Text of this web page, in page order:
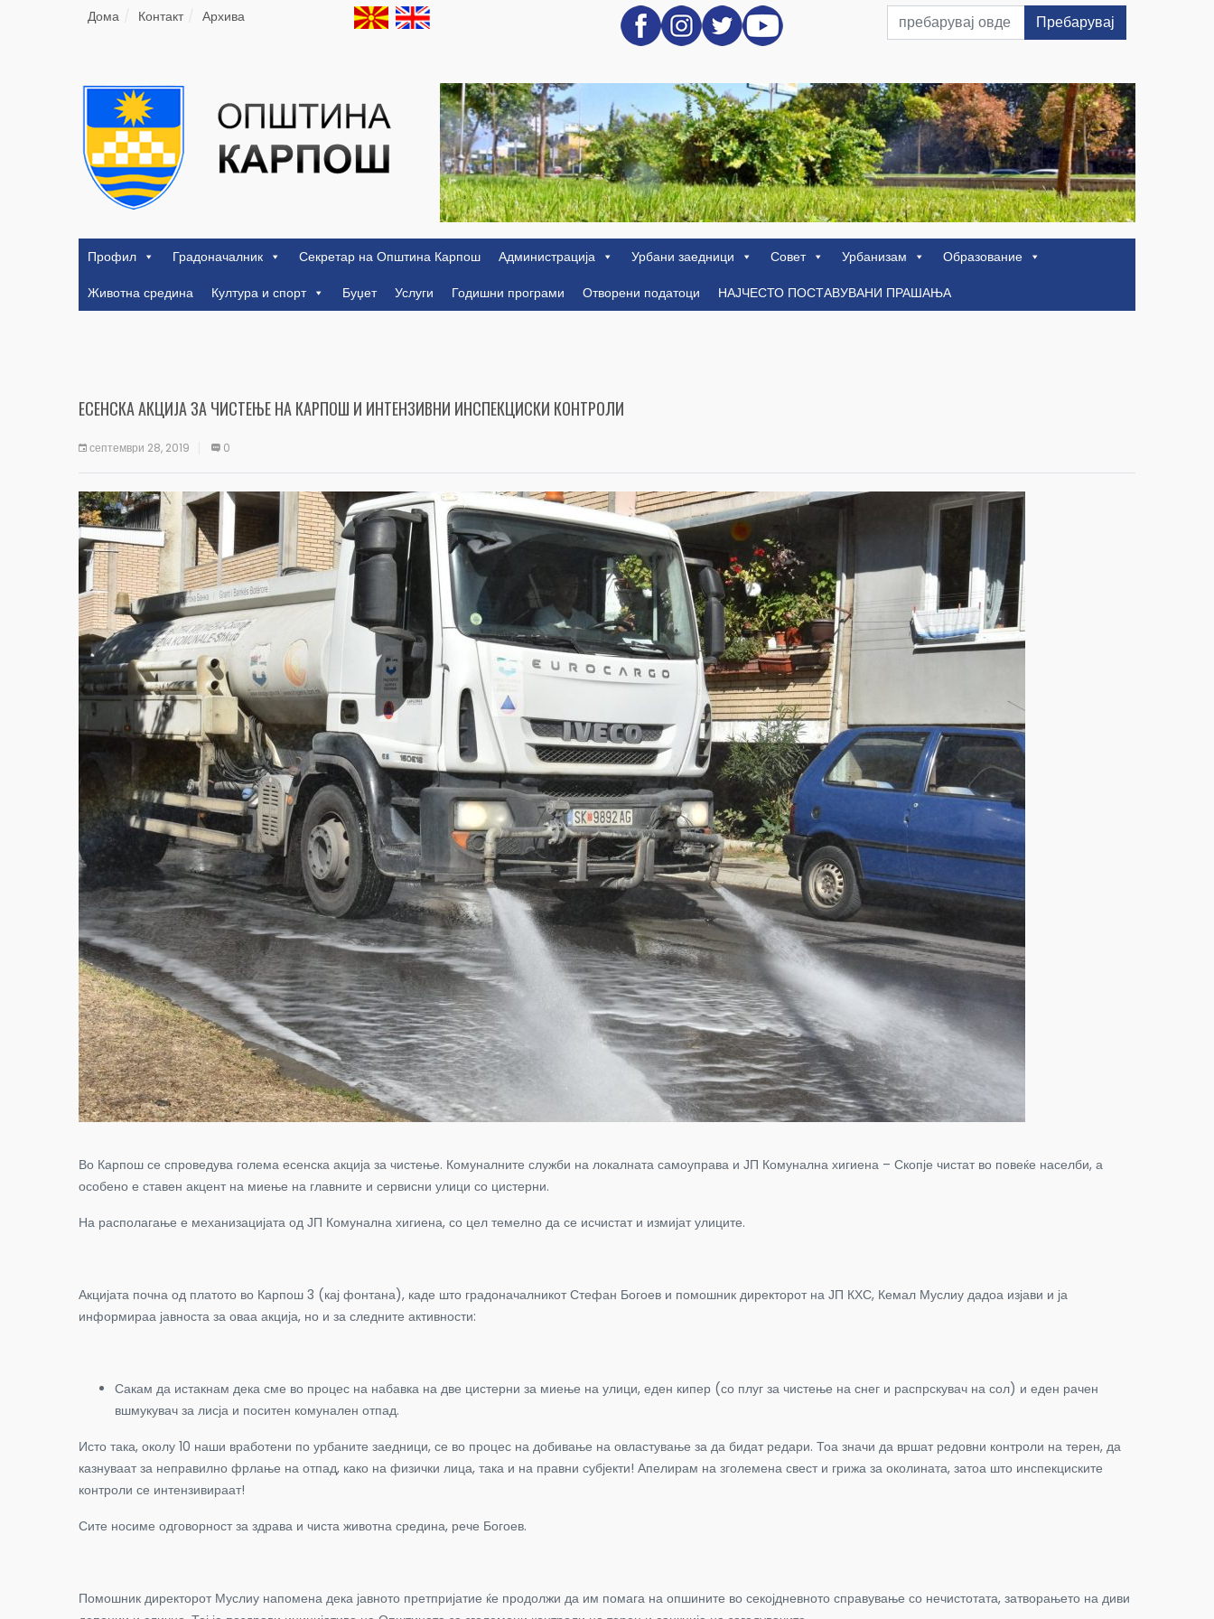
Дома Контакт Архива Пребарувај
Профил Градоначалник Секретар на Општина Карпош Администрација Урбани заедници Совет Урбанизам
Образование
Животна средина
Култура и спорт Буџет Услуги Годишни програми Отворени податоци НАЈЧЕСТО ПОСТАВУВАНИ ПРАШАЊА
ЕСЕНСКА АКЦИЈА ЗА ЧИСТЕЊЕ НА КАРПОШ И ИНТЕНЗИВНИ ИНСПЕКЦИСКИ КОНТРОЛИ
септември 28, 2019 0
Во Карпош се спроведува голема есенска акција за чистење. Комуналните служби на локалната самоуправа и ЈП Комунална хигиена – Скопје чистат во повеќе населби, а
особено е ставен акцент на миење на главните и сервисни улици со цистерни.
На располагање е механизацијата од ЈП Комунална хигиена, со цел темелно да се исчистат и измијат улиците.
Акцијата почна од платото во Карпош 3 (кај фонтана), каде што градоначалникот Стефан Богоев и помошник директорот на ЈП КХС, Кемал Муслиу дадоа изјави и ја
информираа јавноста за оваа акција, но и за следните активности:
Сакам да истакнам дека сме во процес на набавка на две цистерни за миење на улици, еден кипер (со плуг за чистење на снег и распрскувач на сол) и еден рачен
вшмукувач за лисја и поситен комунален отпад.
Исто така, околу 10 наши вработени по урбаните заедници, се во процес на добивање на овластување за да бидат редари. Тоа значи да вршат редовни контроли на терен, да
казнуваат за неправилно фрлање на отпад, како на физички лица, така и на правни субјекти! Апелирам на зголемена свест и грижа за околината, затоа што инспекциските
контроли се интензивираат!
Сите носиме одговорност за здрава и чиста животна средина, рече Богоев.
Помошник директорот Муслиу напомена дека јавното претпријатие ќе продолжи да им помага на опшините во секојдневното справување со нечистотата, затворањето на диви